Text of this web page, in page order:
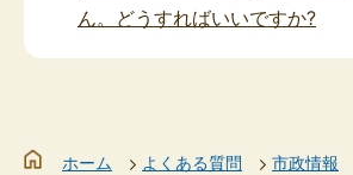
ん。どうすればいいですか?
ホーム よくある質問 市政情報